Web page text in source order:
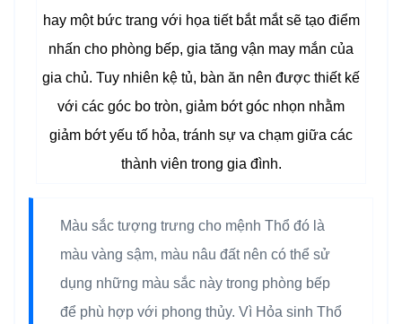
hay một bức trang với họa tiết bắt mắt sẽ tạo điểm
nhấn cho phòng bếp, gia tăng vận may mắn của
gia chủ. Tuy nhiên kệ tủ, bàn ăn nên được thiết kế
với các góc bo tròn, giảm bớt góc nhọn nhằm
giảm bớt yếu tố hỏa, tránh sự va chạm giữa các
thành viên trong gia đình.
Màu sắc tượng trưng cho mệnh Thổ đó là
màu vàng sậm, màu nâu đất nên có thể sử
dụng những màu sắc này trong phòng bếp
để phù hợp với phong thủy. Vì Hỏa sinh Thổ